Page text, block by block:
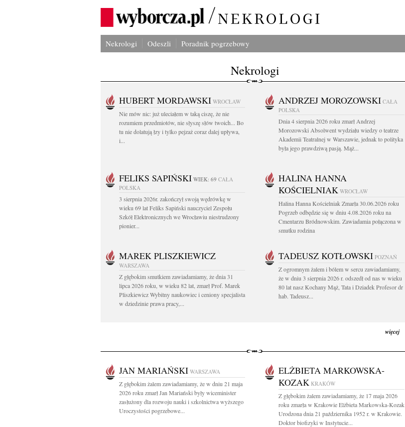
Nekrologi Odeszli Poradnik pogrzebowy
Nekrologi
HUBERT MORDAWSKI WROCŁAW
Nie mów nic: już uleciałem w taką ciszę, że nie
rozumiem przedmiotów, nie słyszę słów twoich... Bo
tu nie dolatują łzy i tylko pejzaż coraz dalej upływa,
i...
ANDRZEJ MOROZOWSKI CAŁA
POLSKA
Dnia 4 sierpnia 2026 roku zmarł Andrzej
Morozowski Absolwent wydziału wiedzy o teatrze
Akademii Teatralnej w Warszawie, jednak to polityka
była jego prawdziwą pasją. Mąż...
FELIKS SAPIŃSKI WIEK: 69 CAŁA
POLSKA
3 sierpnia 2026r. zakończył swoją wędrówkę w
wieku 69 lat Feliks Sapiński nauczyciel Zespołu
Szkół Elektronicznych we Wrocławiu niestrudzony
pionier...
HALINA HANNA
KOŚCIELNIAK WROCŁAW
Halina Hanna Kościelniak Zmarła 30.06.2026 roku
Pogrzeb odbędzie się w dniu 4.08.2026 roku na
Cmentarzu Bródnowskim. Zawiadamia połączona w
smutku rodzina
MAREK PLISZKIEWICZ
WARSZAWA
Z głębokim smutkiem zawiadamiamy, że dnia 31
lipca 2026 roku, w wieku 82 lat, zmarł Prof. Marek
Pliszkiewicz Wybitny naukowiec i ceniony specjalista
w dziedzinie prawa pracy,...
TADEUSZ KOTŁOWSKI POZNAŃ
Z ogromnym żalem i bólem w sercu zawiadamiamy,
że w dniu 3 sierpnia 2026 r. odszedł od nas w wieku
80 lat nasz Kochany Mąż, Tata i Dziadek Profesor dr
hab. Tadeusz...
więcej
JAN MARIAŃSKI WARSZAWA
Z głębokim żalem zawiadamiamy, że w dniu 21 maja
2026 roku zmarł Jan Mariański były wiceminister
zasłużony dla rozwoju nauki i szkolnictwa wyższego
Uroczystości pogrzebowe...
ELŻBIETA MARKOWSKA-
KOZAK KRAKÓW
Z głębokim żalem zawiadamiamy, że 17 maja 2026
roku zmarła w Krakowie Elżbieta Markowska-Kozak
Urodzona dnia 21 października 1952 r. w Krakowie.
Doktor biofizyki w Instytucie...